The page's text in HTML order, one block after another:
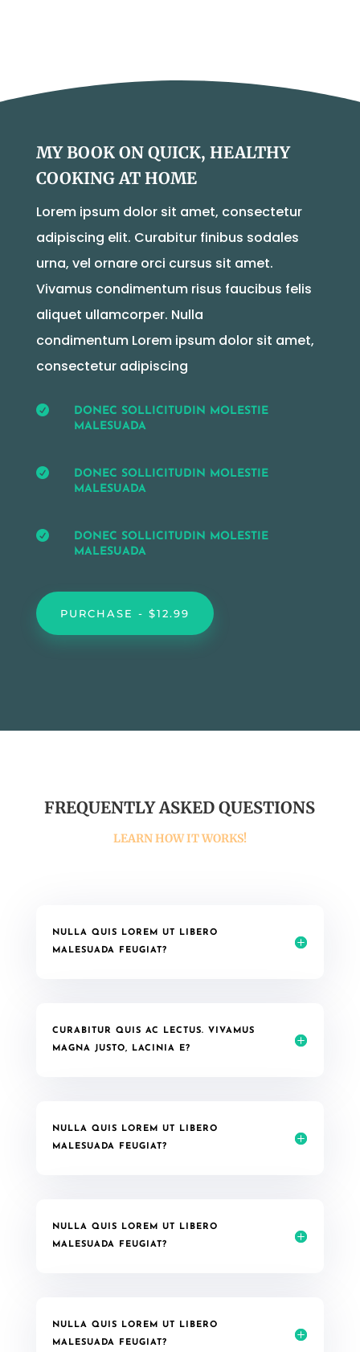
MY BOOK ON QUICK, HEALTHY
COOKING AT HOME
Lorem ipsum dolor sit amet, consectetur
adipiscing elit. Curabitur finibus sodales
urna, vel ornare orci cursus sit amet.
Vivamus condimentum risus faucibus felis
aliquet ullamcorper. Nulla
condimentum Lorem ipsum dolor sit amet,
consectetur adipiscing

DONEC SOLLICITUDIN MOLESTIE
MALESUADA

DONEC SOLLICITUDIN MOLESTIE
MALESUADA

DONEC SOLLICITUDIN MOLESTIE
MALESUADA
PURCHASE - $12.99
FREQUENTLY ASKED QUESTIONS
LEARN HOW IT WORKS!
NULLA QUIS LOREM UT LIBERO
MALESUADA FEUGIAT?
CURABITUR QUIS AC LECTUS. VIVAMUS
MAGNA JUSTO, LACINIA E?
NULLA QUIS LOREM UT LIBERO
MALESUADA FEUGIAT?
NULLA QUIS LOREM UT LIBERO
MALESUADA FEUGIAT?
NULLA QUIS LOREM UT LIBERO
MALESUADA FEUGIAT?